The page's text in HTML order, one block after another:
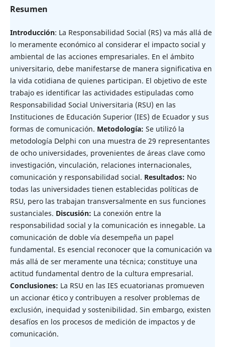
Resumen
Introducción: La Responsabilidad Social (RS) va más allá de
lo meramente económico al considerar el impacto social y
ambiental de las acciones empresariales. En el ámbito
universitario, debe manifestarse de manera significativa en
la vida cotidiana de quienes participan. El objetivo de este
trabajo es identificar las actividades estipuladas como
Responsabilidad Social Universitaria (RSU) en las
Instituciones de Educación Superior (IES) de Ecuador y sus
formas de comunicación. Metodología: Se utilizó la
metodología Delphi con una muestra de 29 representantes
de ocho universidades, provenientes de áreas clave como
investigación, vinculación, relaciones internacionales,
comunicación y responsabilidad social. Resultados: No
todas las universidades tienen establecidas políticas de
RSU, pero las trabajan transversalmente en sus funciones
sustanciales. Discusión: La conexión entre la
responsabilidad social y la comunicación es innegable. La
comunicación de doble vía desempeña un papel
fundamental. Es esencial reconocer que la comunicación va
más allá de ser meramente una técnica; constituye una
actitud fundamental dentro de la cultura empresarial.
Conclusiones: La RSU en las IES ecuatorianas promueven
un accionar ético y contribuyen a resolver problemas de
exclusión, inequidad y sostenibilidad. Sin embargo, existen
desafíos en los procesos de medición de impactos y de
comunicación.